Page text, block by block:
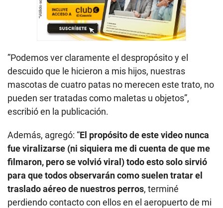
”Podemos ver claramente el despropósito y el
descuido que le hicieron a mis hijos, nuestras
mascotas de cuatro patas no merecen este trato, no
pueden ser tratadas como maletas u objetos”,
escribió en la publicación.
Además, agregó: “El propósito de este video nunca
fue viralizarse (ni siquiera me di cuenta de que me
filmaron, pero se volvió viral) todo esto solo sirvió
para que todos observarán como suelen tratar el
traslado aéreo de nuestros perros, terminé
perdiendo contacto con ellos en el aeropuerto de mi